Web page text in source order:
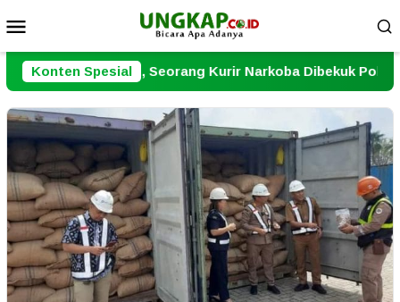
ke
kontenMobile
Konten Spesial
Seorang Kurir Narkoba Dibekuk Polresta Jambi